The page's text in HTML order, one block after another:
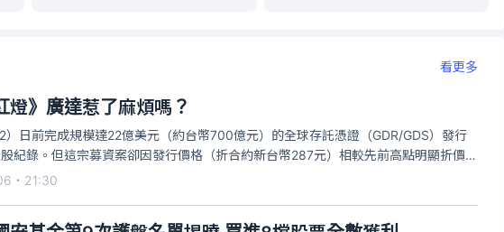
看更多
燈》廣達惹了麻煩嗎？
）日前完成規模達22億美元（約台幣700億元）的全球存託憑證（GDR/GDS）發行
紀錄。但這宗募資案卻因發行價格（折合約新台幣287元）相較先前高點明顯折價，
市場湧現密集借券放空與股價一度重挫，引發市場不少質疑。
・21:30